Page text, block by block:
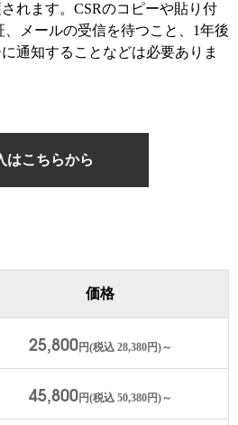
れます。CSRのコピーや貼り付
メールの受信を待つこと、1年後
通知することなどは必要ありま
はこちらから
価格
25,800円(税込 28,380円)～
45,800円(税込 50,380円)～